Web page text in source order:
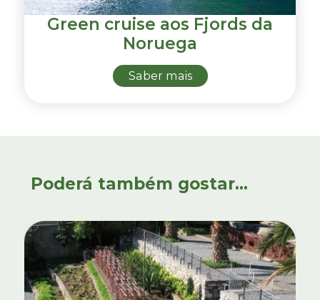
Green cruise aos Fjords da
Noruega
Saber mais
Poderá também gostar...